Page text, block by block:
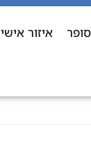
איזור אישי